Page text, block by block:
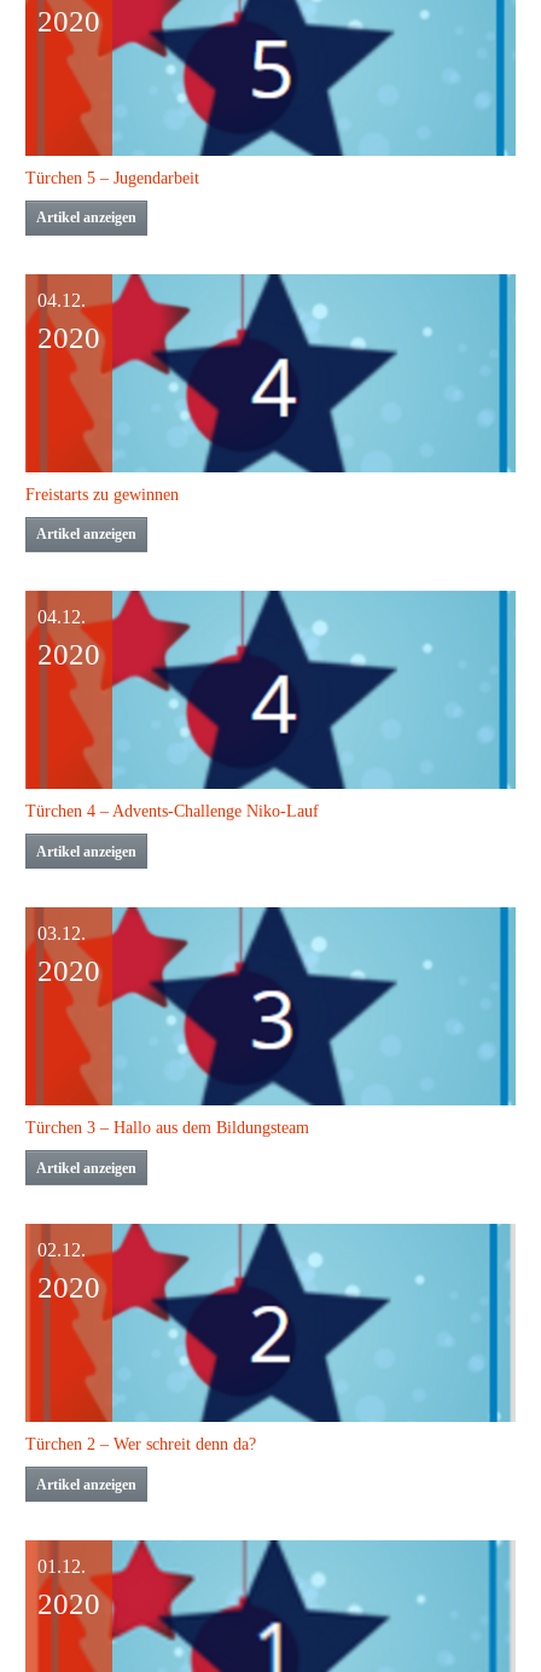
2020
Türchen 5 – Jugendarbeit
Artikel anzeigen
04.12.
2020
Freistarts zu gewinnen
Artikel anzeigen
04.12.
2020
Türchen 4 – Advents-Challenge Niko-Lauf
Artikel anzeigen
03.12.
2020
Türchen 3 – Hallo aus dem Bildungsteam
Artikel anzeigen
02.12.
2020
Türchen 2 – Wer schreit denn da?
Artikel anzeigen
01.12.
2020